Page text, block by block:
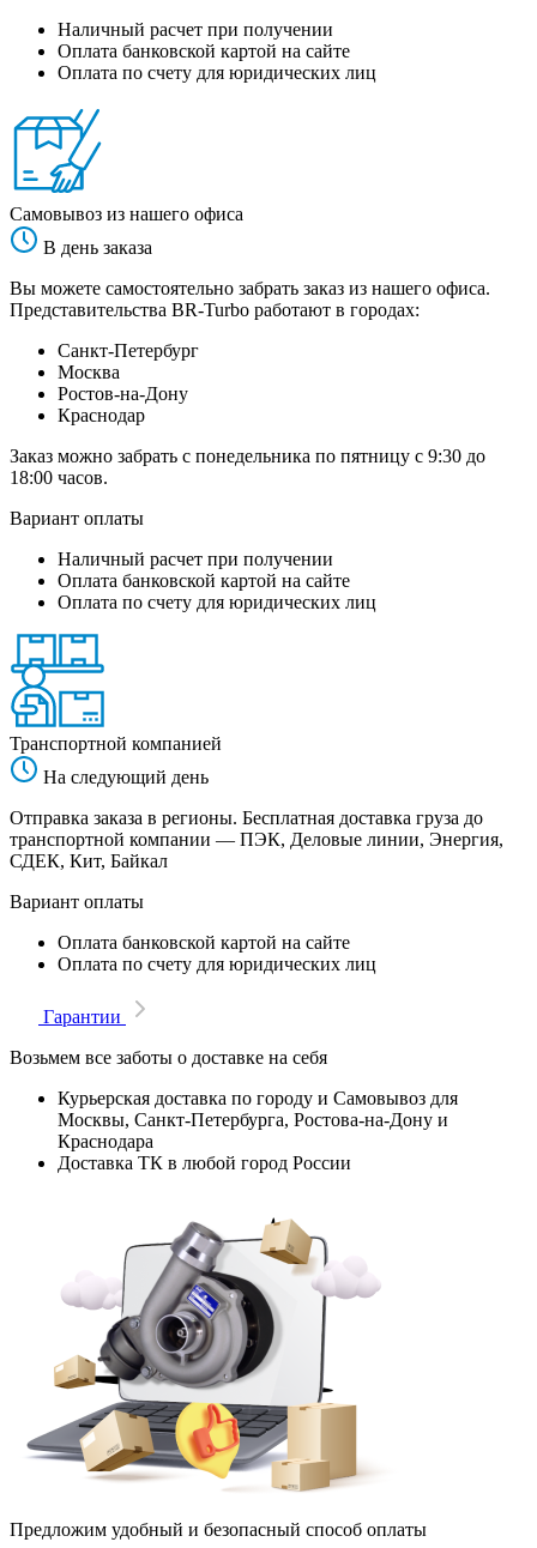
Наличный расчет при получении
Оплата банковской картой на сайте
Оплата по счету для юридических лиц
Самовывоз из нашего офиса
В день заказа
Вы можете самостоятельно забрать заказ из нашего офиса.
Представительства BR-Turbo работают в городах:
Санкт-Петербург
Москва
Ростов-на-Дону
Краснодар
Заказ можно забрать с понедельника по пятницу с 9:30 до
18:00 часов.
Вариант оплаты
Наличный расчет при получении
Оплата банковской картой на сайте
Оплата по счету для юридических лиц
Транспортной компанией
На следующий день
Отправка заказа в регионы. Бесплатная доставка груза до
транспортной компании — ПЭК, Деловые линии, Энергия,
СДЕК, Кит, Байкал
Вариант оплаты
Оплата банковской картой на сайте
Оплата по счету для юридических лиц
Гарантии
Возьмем все заботы о доставке на себя
Курьерская доставка по городу и Самовывоз для
Москвы, Санкт-Петербурга, Ростова-на-Дону и
Краснодара
Доставка ТК в любой город России
Предложим удобный и безопасный способ оплаты